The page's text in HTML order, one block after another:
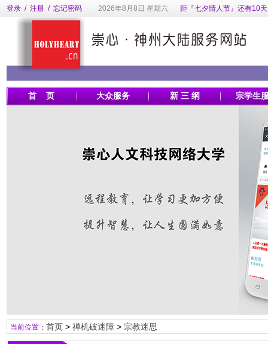
登录/ 注册/ 忘记密码 2026年8月8日 星期六 距『七夕情人节』还有10天
首 页 大众服务 新 三 纲 宗学生
当前位置： 首页> 禅机破迷障> 宗教迷思